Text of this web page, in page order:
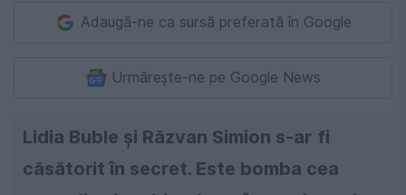
Adaugă-ne ca sursă preferată în Google
Urmărește-ne pe Google News
Lidia Buble și Răzvan Simion s-ar fi
căsătorit în secret. Este bomba cea